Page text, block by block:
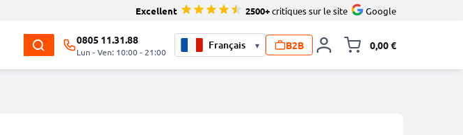
Excellent 2500+critiques sur le site Google
0805 11.31.88
Lun - Ven: 10:00 - 21:00
▾ B2B 0,00 €